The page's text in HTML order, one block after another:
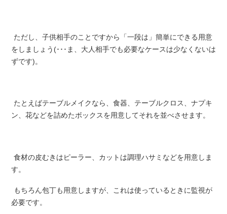
ただし、子供相手のことですから「一段は」簡単にできる用意
をしましょう(･･･ま、大人相手でも必要なケースは少なくないは
ずです)。
たとえばテーブルメイクなら、食器、テーブルクロス、ナプキ
ン、花などを詰めたボックスを用意してそれを並べさせます。
食材の皮むきはピーラー、カットは調理ハサミなどを用意しま
す。
もちろん包丁も用意しますが、これは使っているときに監視が
必要です。